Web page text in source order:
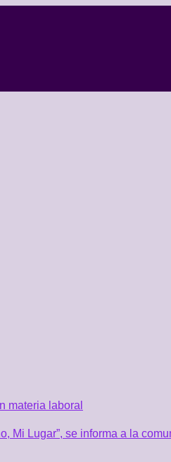
materia laboral
Mi Lugar”, se informa a la